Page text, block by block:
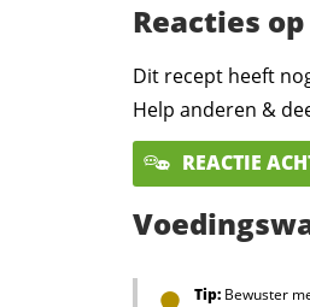
Reacties
Dit recept heeft
Help anderen &
REACTIE
Tip: Bewuster